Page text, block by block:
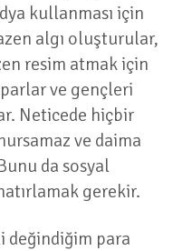
kullanması için
algı oluşturular,
resim atmak için
ve gençleri
Neticede hiçbir
ve daima
da sosyal
gerekir.
değindiğim para